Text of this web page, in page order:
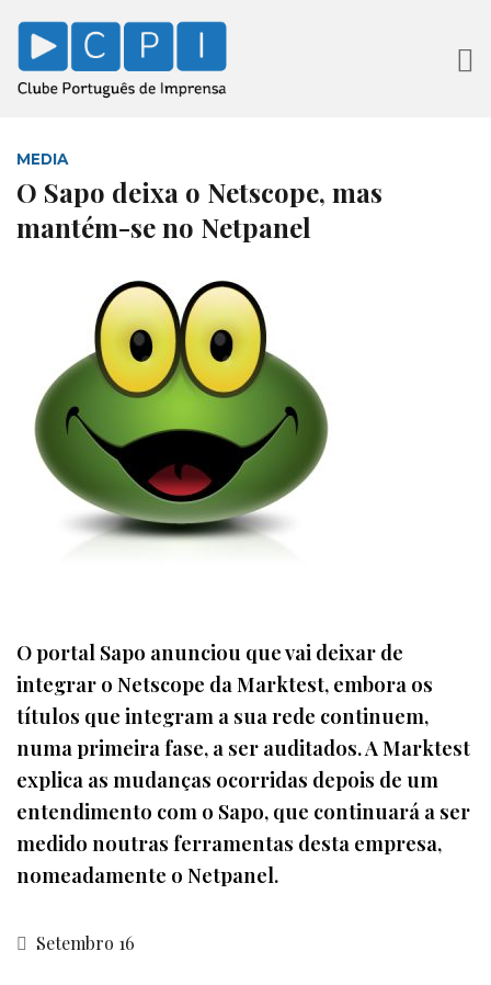
MEDIA
O Sapo deixa o Netscope, mas
mantém-se no Netpanel
O portal Sapo anunciou que vai deixar de
integrar o Netscope da Marktest, embora os
títulos que integram a sua rede continuem,
numa primeira fase, a ser auditados. A Marktest
explica as mudanças ocorridas depois de um
entendimento com o Sapo, que continuará a ser
medido noutras ferramentas desta empresa,
nomeadamente o Netpanel.
Setembro 16